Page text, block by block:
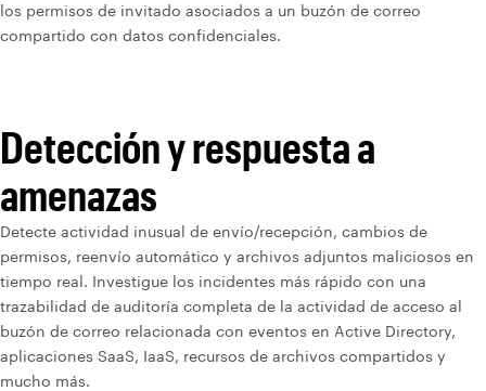
los permisos de invitado asociados a un buzón de correo
compartido con datos confidenciales.
Detección y respuesta a
amenazas
Detecte actividad inusual de envío/recepción, cambios de
permisos, reenvío automático y archivos adjuntos maliciosos en
tiempo real. Investigue los incidentes más rápido con una
trazabilidad de auditoría completa de la actividad de acceso al
buzón de correo relacionada con eventos en Active Directory,
aplicaciones SaaS, IaaS, recursos de archivos compartidos y
mucho más.